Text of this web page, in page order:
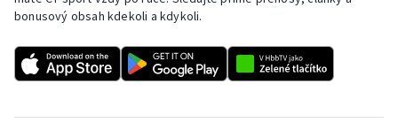
Short track
Sportovní střelba
bonusový obsah kdekoli a kdykoli.